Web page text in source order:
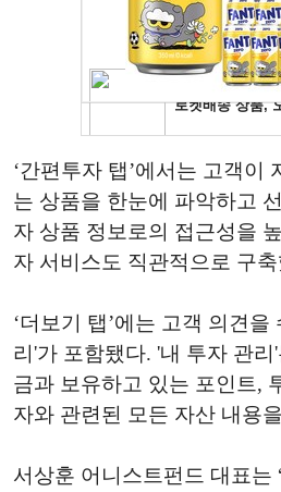
‘간편투자 탭’에서는 고객이
는 상품을 한눈에 파악하고
자 상품 정보로의 접근성을
자 서비스도 직관적으로 구
‘더보기 탭’에는 고객 의견
리'가 포함됐다. '내 투자 관
금과 보유하고 있는 포인트,
자와 관련된 모든 자산 내용
서상훈 어니스트펀드 대표는